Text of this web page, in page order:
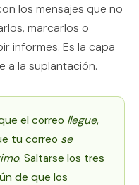
los mensajes que no
marcarlos o
informes. Es la capa
a la suplantación.
el correo llegue,
tu correo se
. Saltarse los tres
de que los